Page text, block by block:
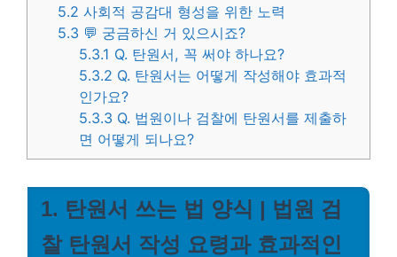
5.2 사회적 공감대 형성을 위한 노력
5.3 💬 궁금하신 거 있으시죠?
5.3.1 Q. 탄원서, 꼭 써야 하나요?
5.3.2 Q. 탄원서는 어떻게 작성해야 효과적
인가요?
5.3.3 Q. 법원이나 검찰에 탄원서를 제출하
면 어떻게 되나요?
1. 탄원서 쓰는 법 양식 | 법원 검
찰 탄원서 작성 요령과 효과적인